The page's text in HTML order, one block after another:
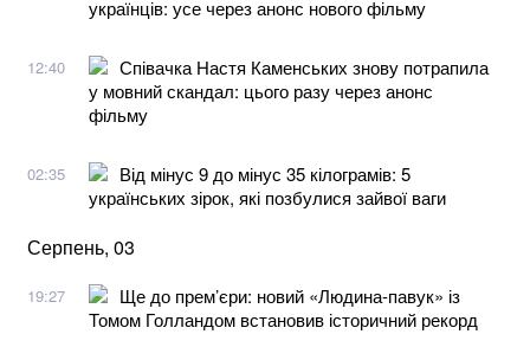
українців: усе через анонс нового фільму
12:40
Співачка Настя Каменських знову потрапила
у мовний скандал: цього разу через анонс
фільму
02:35
Від мінус 9 до мінус 35 кілограмів: 5
українських зірок, які позбулися зайвої ваги
Серпень, 03
19:27
Ще до прем’єри: новий «Людина-павук» із
Томом Голландом встановив історичний рекорд